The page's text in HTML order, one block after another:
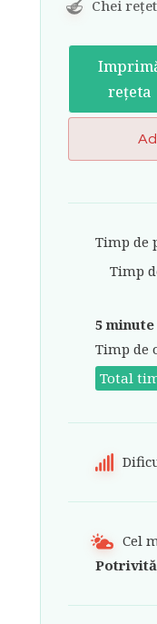
Chei
rețeta
Timp de
Timp
5 minute
Timp de
Total
Cel